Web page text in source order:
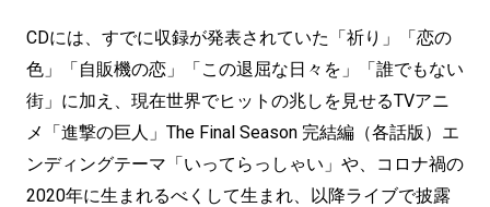
CDには、すでに収録が発表されていた「祈り」「恋の
色」「自販機の恋」「この退屈な日々を」「誰でもない
街」に加え、現在世界でヒットの兆しを見せるTVアニ
メ「進撃の巨人」The Final Season 完結編（各話版）エ
ンディングテーマ「いってらっしゃい」や、コロナ禍の
2020年に生まれるべくして生まれ、以降ライブで披露